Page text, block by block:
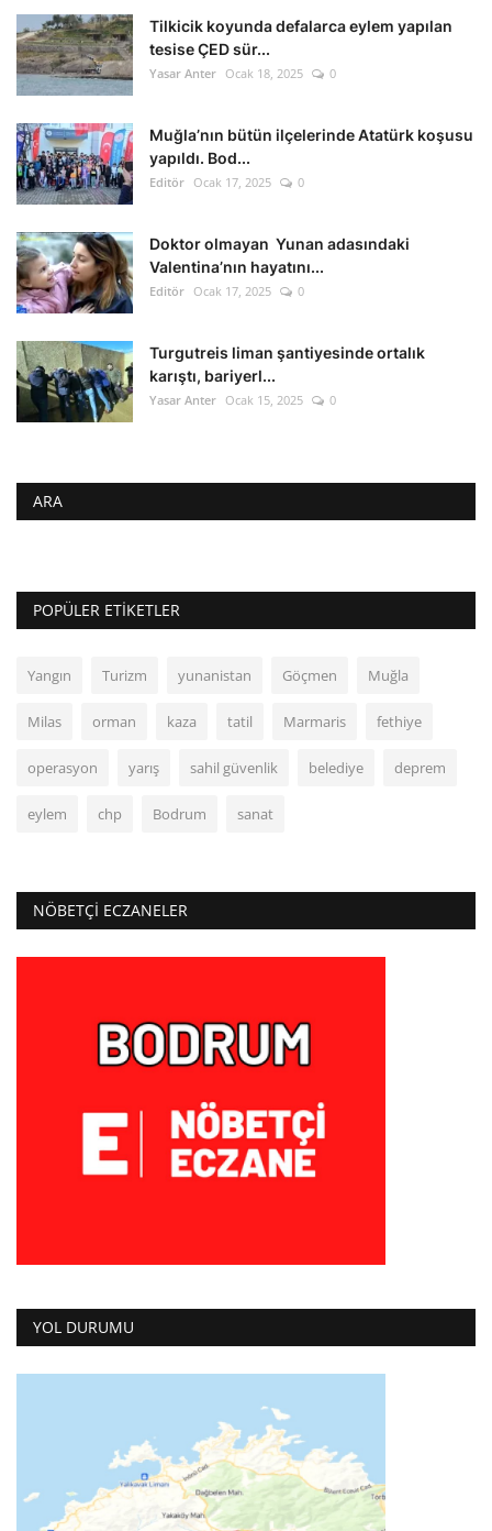
Tilkicik koyunda defalarca eylem yapılan
tesise ÇED sür...
Yasar Anter Ocak 18, 2025 0
Muğla’nın bütün ilçelerinde Atatürk koşusu
yapıldı. Bod...
Editör Ocak 17, 2025 0
Doktor olmayan Yunan adasındaki
Valentina’nın hayatını...
Editör Ocak 17, 2025 0
Turgutreis liman şantiyesinde ortalık
karıştı, bariyerl...
Yasar Anter Ocak 15, 2025 0
ARA
POPÜLER ETIKETLER
Yangın Turizm yunanistan Göçmen Muğla
Milas orman kaza tatil Marmaris fethiye
operasyon yarış sahil güvenlik belediye deprem
eylem chp Bodrum sanat
NÖBETÇI ECZANELER
YOL DURUMU